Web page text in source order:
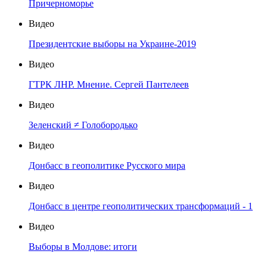
Причерноморье
Видео
Президентские выборы на Украине-2019
Видео
ГТРК ЛНР. Мнение. Сергей Пантелеев
Видео
Зеленский ≠ Голобородько
Видео
Донбасс в геополитике Русского мира
Видео
Донбасс в центре геополитических трансформаций - 1
Видео
Выборы в Молдове: итоги